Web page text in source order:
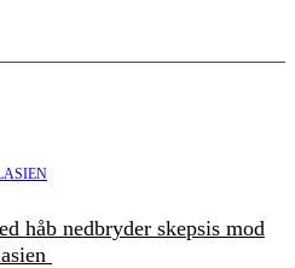
håb nedbryder skepsis mod